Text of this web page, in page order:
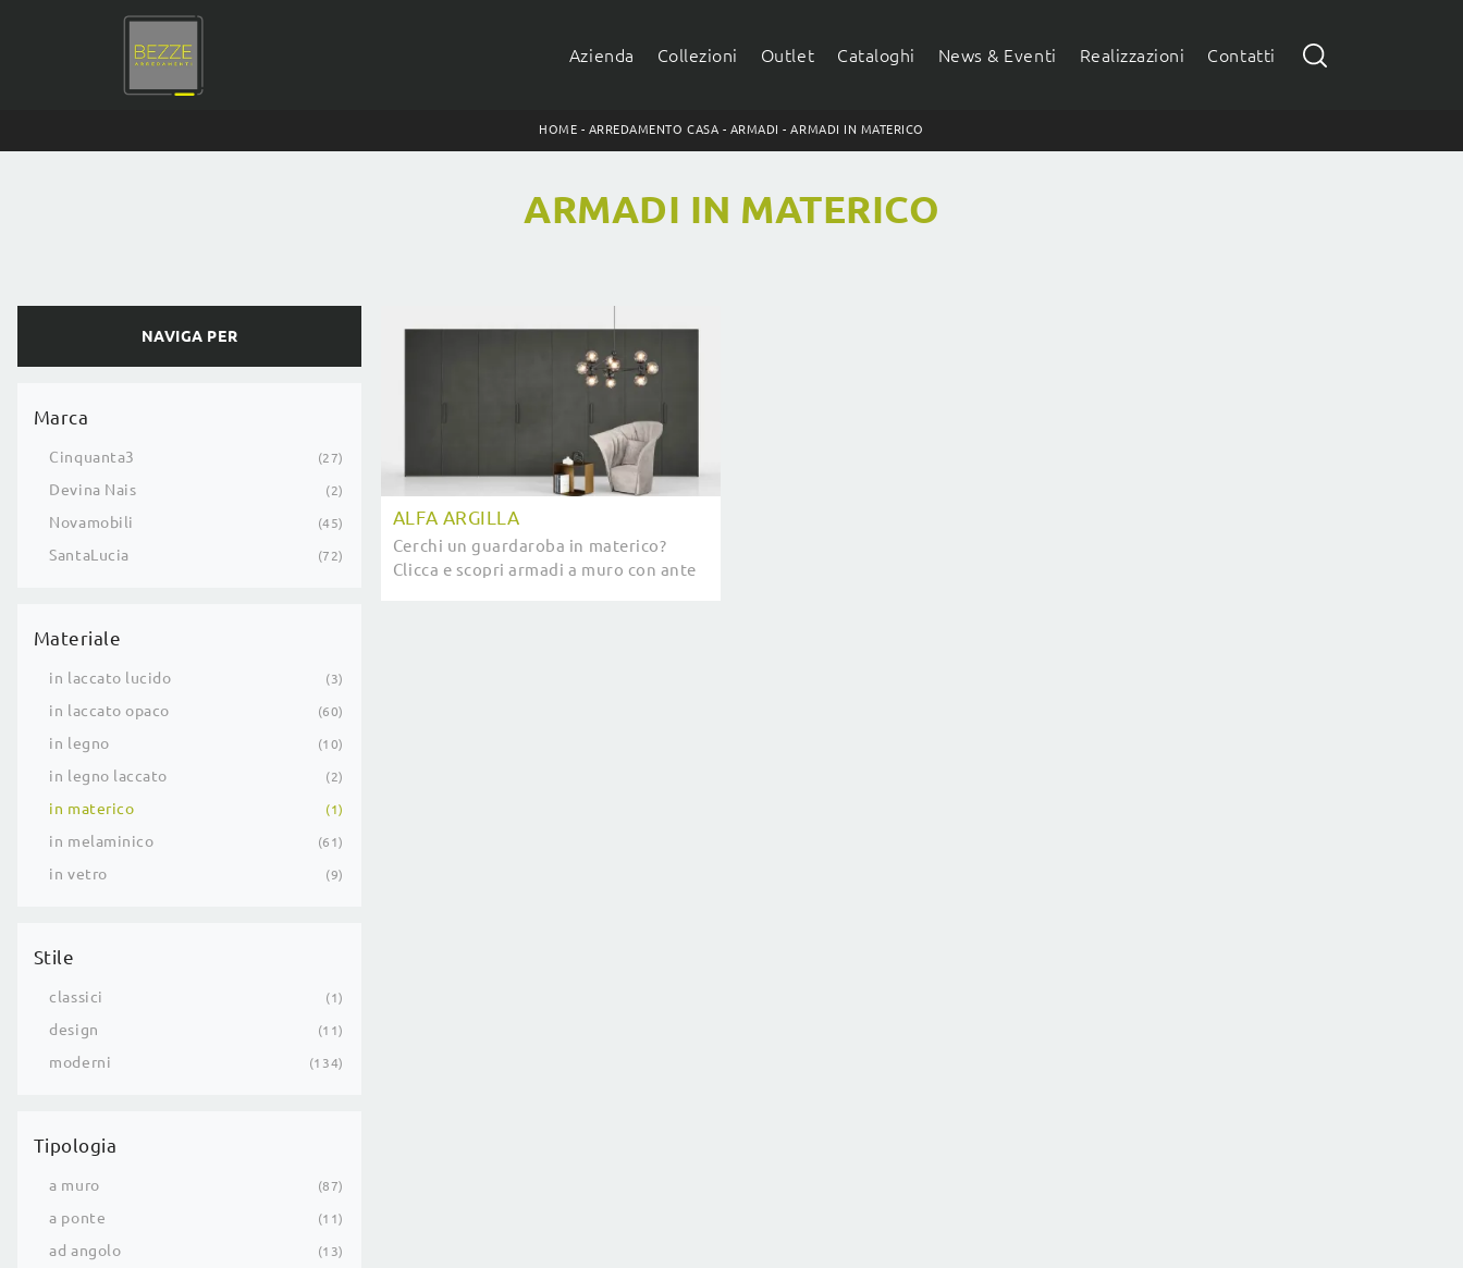
Azienda Collezioni Outlet Cataloghi News & Eventi Realizzazioni Contatti
HOME - ARREDAMENTO CASA - ARMADI -ARMADI IN MATERICO
ARMADI IN MATERICO
NAVIGA PER
Marca
Cinquanta3 27
Devina Nais 2
Novamobili 45
SantaLucia 72
Materiale
in laccato lucido 3
in laccato opaco 60
in legno 10
in legno laccato 2
in materico 1
in melaminico 61
in vetro 9
Stile
classici 1
design 11
moderni 134
Tipologia
a muro 87
a ponte 11
ad angolo 13
ALFA ARGILLA
Cerchi un guardaroba in materico?
Clicca e scopri armadi a muro con ante